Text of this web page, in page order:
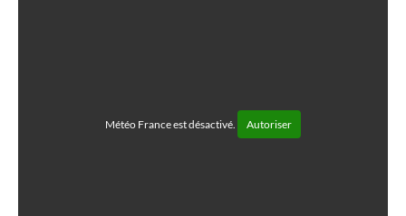
Météo France est désactivé. Autoriser